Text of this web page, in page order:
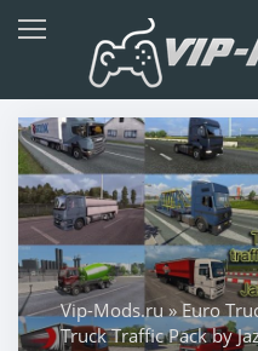
Vip-Mods.ru»Euro
Truck Traffic Pack by